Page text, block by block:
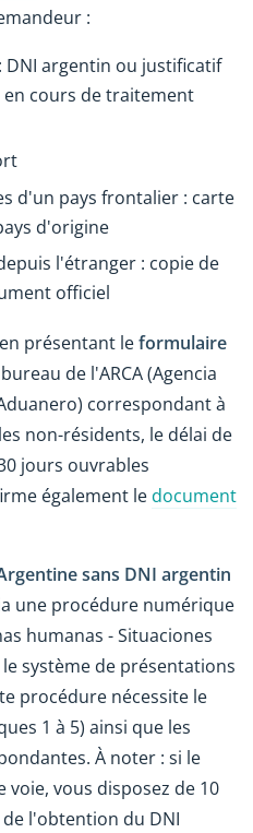
:
DNI argentin ou justificatif
cours de traitement
d'un pays frontalier : carte
d'origine
l'étranger : copie de
officiel
présentant leformulaire
de l'ARCA (Agencia
correspondant à
non-résidents, le délai de
jours ouvrables
également ledocument
sans DNI argentin
une procédure numérique
humanas - Situaciones
le système de présentations
procédure nécessite le
1 à 5) ainsi que les
À noter : si le
voie, vous disposez de 10
l'obtention du DNI